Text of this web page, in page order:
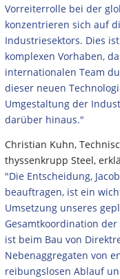
Vorreiterrolle bei der
konzentrieren sich auf
Industriesektors. Dies
komplexen Vorhaben,
internationalen Team
dieser neuen
Umgestaltung der
darüber hinaus."
Christian Kuhn,
thyssenkrupp Steel,
"Die Entscheidung,
beauftragen, ist ein
Umsetzung unseres
Gesamtkoordination
ist beim Bau von
Nebenaggregaten von
reibungslosen Ablauf